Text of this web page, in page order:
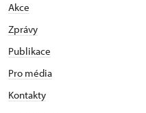
Akce
Zprávy
Publikace
Pro média
Kontakty